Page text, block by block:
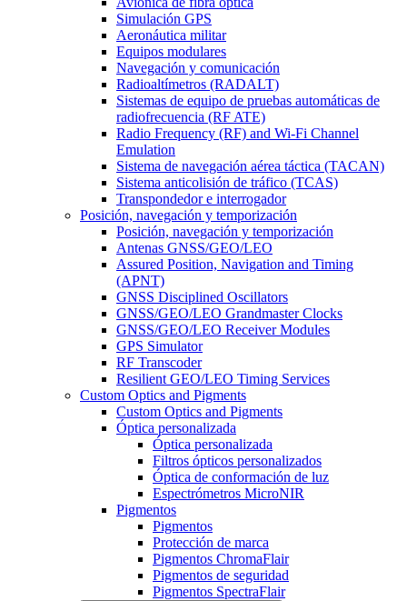
Simulación GPS
Aeronáutica militar
Equipos modulares
Navegación y comunicación
Radioaltímetros (RADALT)
Sistemas de equipo de pruebas automáticas de
radiofrecuencia (RF ATE)
Radio Frequency (RF) and Wi-Fi Channel
Emulation
Sistema de navegación aérea táctica (TACAN)
Sistema anticolisión de tráfico (TCAS)
Transpondedor e interrogador
Posición, navegación y temporización
Posición, navegación y temporización
Antenas GNSS/GEO/LEO
Assured Position, Navigation and Timing
(APNT)
GNSS Disciplined Oscillators
GNSS/GEO/LEO Grandmaster Clocks
GNSS/GEO/LEO Receiver Modules
GPS Simulator
RF Transcoder
Resilient GEO/LEO Timing Services
Custom Optics and Pigments
Custom Optics and Pigments
Óptica personalizada
Óptica personalizada
Filtros ópticos personalizados
Óptica de conformación de luz
Espectrómetros MicroNIR
Pigmentos
Pigmentos
Protección de marca
Pigmentos ChromaFlair
Pigmentos de seguridad
Pigmentos SpectraFlair